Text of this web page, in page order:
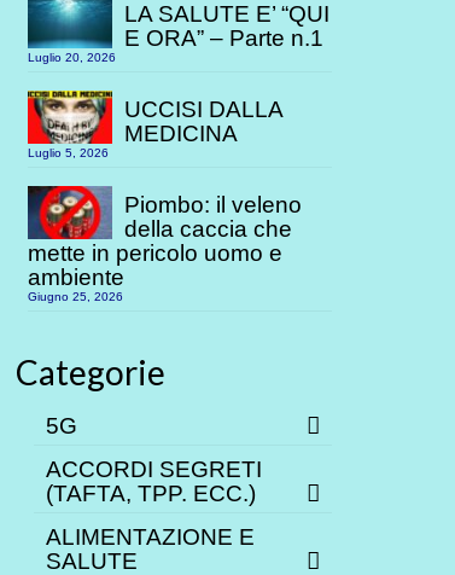
LA SALUTE E’ “QUI
E ORA” – Parte n.1
Luglio 20, 2026
UCCISI DALLA
MEDICINA
Luglio 5, 2026
Piombo: il veleno
della caccia che
mette in pericolo uomo e
ambiente
Giugno 25, 2026
Categorie
5G
ACCORDI SEGRETI
(TAFTA, TPP. ECC.)
ALIMENTAZIONE E
SALUTE